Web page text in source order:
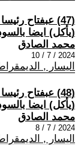
(47) عبفتاح
(يأكل) ايضا
محمد الصادق
2024 / 7 / 10
اليسار ,
(48) عبفتاح
(يأكل) ايضا
محمد الصادق
2024 / 7 / 8
اليسار ,